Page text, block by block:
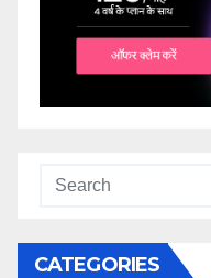
CATEGORIES